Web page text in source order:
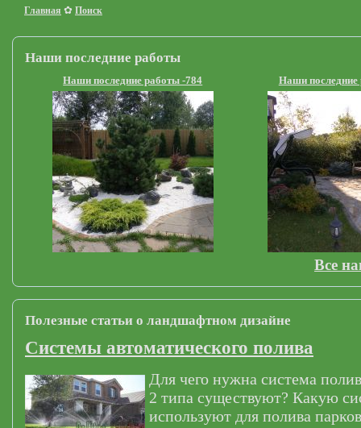
Главная ✿ Поиск
Наши последние работы
Наши последние работы -784 Наши последние
Все
Полезные статьи о ландшафтном дизайне
Системы автоматического полива
Для чего нужна система
2 типа существуют? Какую
используют для полива